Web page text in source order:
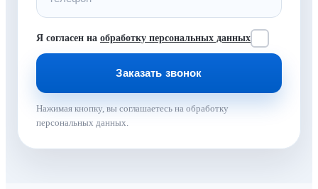
Я согласен на обработку персональных данных
Нажимая кнопку, вы соглашаетесь на обработку
персональных данных.